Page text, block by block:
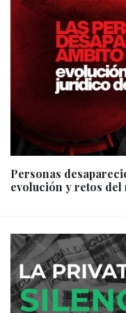
Personas
evolución y retos